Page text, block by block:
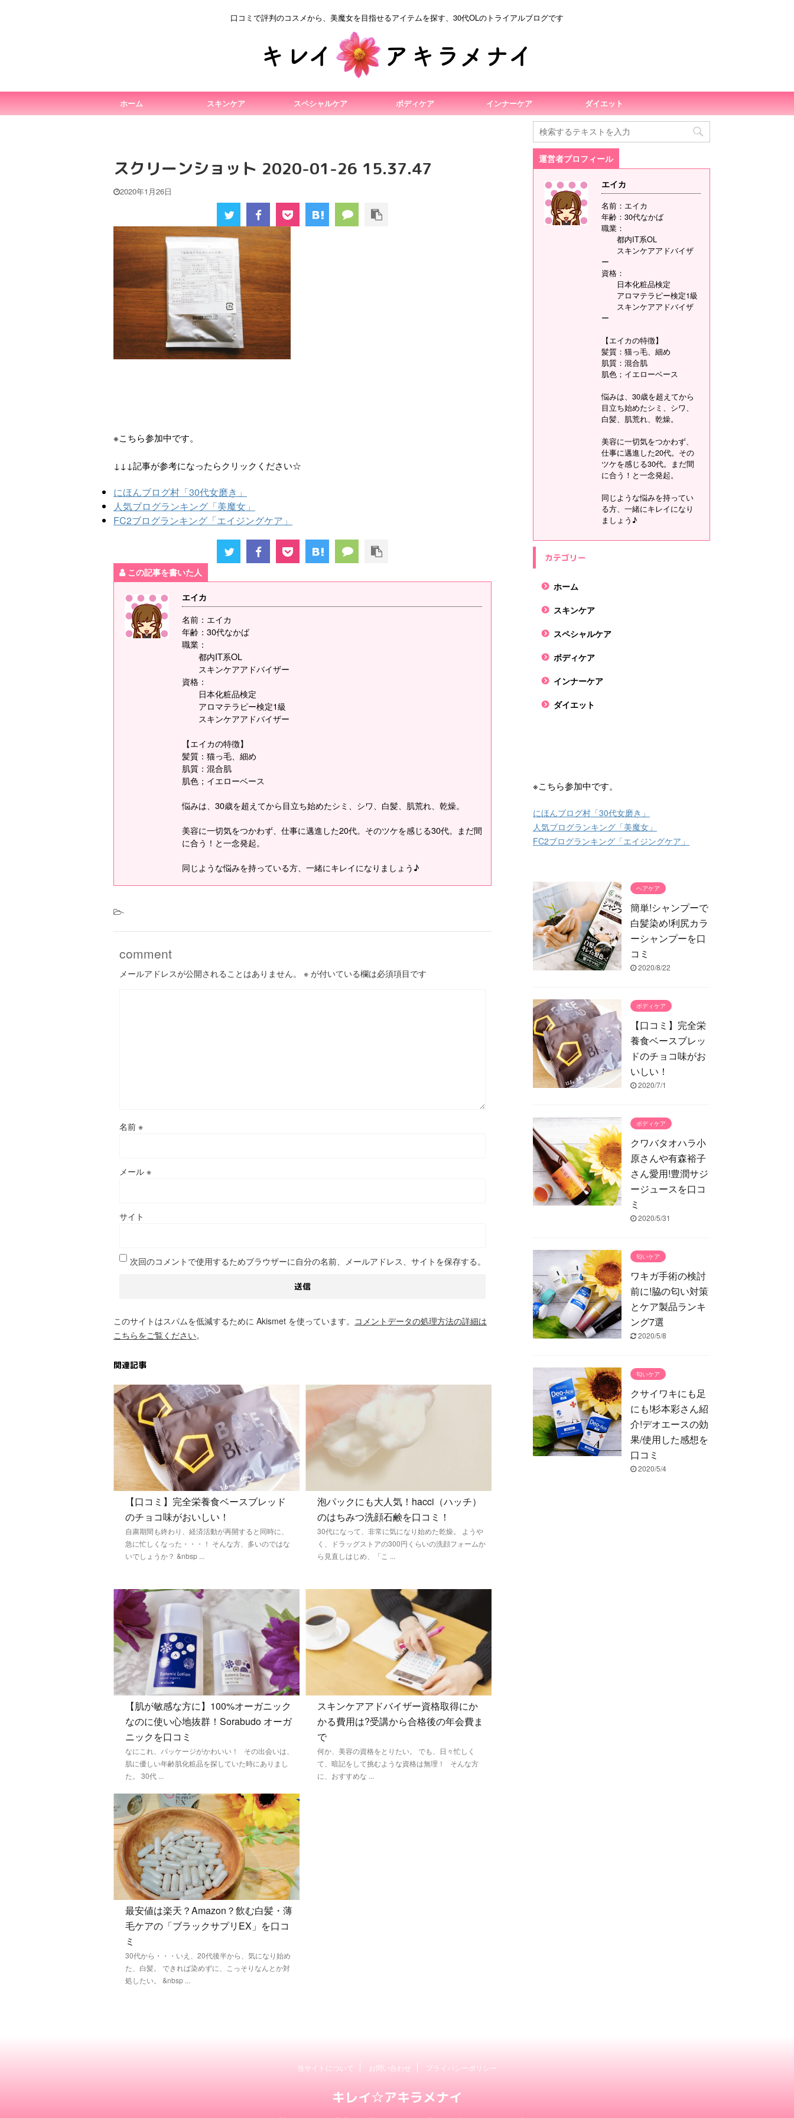
口コミで評判のコスメから、美魔女を目指せるアイテムを探す、30代OLのトライアルブログです
ホーム スキンケア スペシャルケア ボディケア インナーケア ダイエット
スクリーンショット 2020-01-26 15.37.47
2020年1月26日
※こちら参加中です。
↓↓↓記事が参考になったらクリックください☆
にほんブログ村「30代女磨き」
人気ブログランキング「美魔女」
FC2ブログランキング「エイジングケア」
この記事を書いた人
エイカ
名前：エイカ
年齢：30代なかば
職業：
都内IT系OL
スキンケアアドバイザー
資格：
日本化粧品検定
アロマテラピー検定1級
スキンケアアドバイザー
【エイカの特徴】
髪質：猫っ毛、細め
肌質：混合肌
肌色；イエローベース
悩みは、30歳を超えてから目立ち始めたシミ、シワ、白髪、肌荒れ、乾燥。
美容に一切気をつかわず、仕事に邁進した20代。そのツケを感じる30代。まだ間
に合う！と一念発起。
同じような悩みを持っている方、一緒にキレイになりましょう♪
-
comment
メールアドレスが公開されることはありません。 ※ が付いている欄は必須項目です
名前 ※
メール ※
サイト
次回のコメントで使用するためブラウザーに自分の名前、メールアドレス、サイトを保存する。
このサイトはスパムを低減するために Akismet を使っています。 コメントデータの処理方法の詳細は
こちらをご覧ください。
関連記事
【口コミ】完全栄養食ベースブレッド
のチョコ味がおいしい！
自粛期間も終わり、経済活動が再開すると同時に、
急に忙しくなった・・・！ そんな方、多いのではな
いでしょうか？ &nbsp ...
泡パックにも大人気！hacci（ハッチ）
のはちみつ洗顔石鹸を口コミ！
30代になって、非常に気になり始めた乾燥。 ようや
く、ドラッグストアの300円くらいの洗顔フォームか
ら見直しはじめ、「こ ...
【肌が敏感な方に】100%オーガニック
なのに使い心地抜群！Sorabudo オーガ
ニックを口コミ
なにこれ、パッケージがかわいい！ その出会いは、
肌に優しい年齢肌化粧品を探していた時にありまし
た。 30代 ...
スキンケアアドバイザー資格取得にか
かる費用は?受講から合格後の年会費ま
で
何か、美容の資格をとりたい。 でも、日々忙しく
て、暗記をして挑むような資格は無理！ そんな方
に、おすすめな ...
最安値は楽天？Amazon？飲む白髪・薄
毛ケアの「ブラックサプリEX」を口コ
ミ
30代から・・・いえ、20代後半から、気になり始め
た、白髪。 できれば染めずに、こっそりなんとか対
処したい。 &nbsp ...
運営者プロフィール
エイカ
名前：エイカ
年齢：30代なかば
職業：
都内IT系OL
スキンケアアドバイザ
ー
資格：
日本化粧品検定
アロマテラピー検定1級
スキンケアアドバイザ
ー
【エイカの特徴】
髪質：猫っ毛、細め
肌質：混合肌
肌色；イエローベース
悩みは、30歳を超えてから
目立ち始めたシミ、シワ、
白髪、肌荒れ、乾燥。
美容に一切気をつかわず、
仕事に邁進した20代。その
ツケを感じる30代。まだ間
に合う！と一念発起。
同じような悩みを持ってい
る方、一緒にキレイになり
ましょう♪
カテゴリー
ホーム
スキンケア
スペシャルケア
ボディケア
インナーケア
ダイエット
※こちら参加中です。
にほんブログ村「30代女磨き」
人気ブログランキング「美魔女」
FC2ブログランキング「エイジングケア」
ヘアケア
簡単!シャンプーで
白髪染め!利尻カラ
ーシャンプーを口
コミ
2020/8/22
ボディケア
【口コミ】完全栄
養食ベースブレッ
ドのチョコ味がお
いしい！
2020/7/1
ボディケア
クワバタオハラ小
原さんや有森裕子
さん愛用!豊潤サジ
ージュースを口コ
ミ
2020/5/31
匂いケア
ワキガ手術の検討
前に!脇の匂い対策
とケア製品ランキ
ング7選
2020/5/8
匂いケア
クサイワキにも足
にも!杉本彩さん紹
介!デオエースの効
果/使用した感想を
口コミ
2020/5/4
当サイトについて お問い合わせ プライバシーポリシー
キレイ☆アキラメナイ